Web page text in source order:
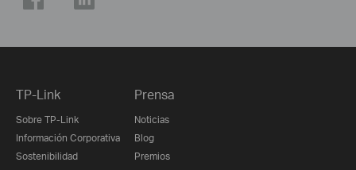
TP-Link
Sobre TP-Link
Información Corporativa
Sostenibilidad
Prensa
Noticias
Blog
Premios